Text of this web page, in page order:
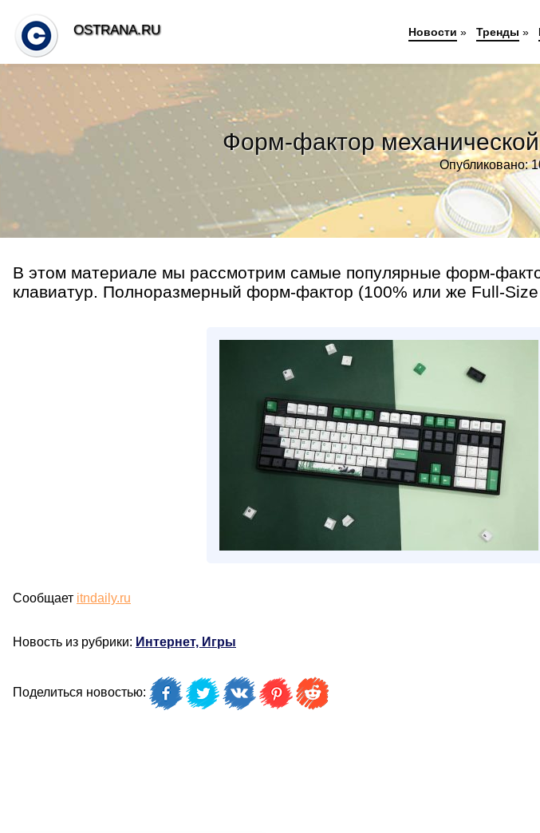
Форм-фактор
Опубликовано:
В этом материале мы рассмотрим самые популярные форм-
клавиатур. Полноразмерный форм-фактор (100% или же Full-
Сообщает itndaily.ru
Новость из рубрики: Интернет, Игры
Поделиться новостью:
OSTRANA.RU Новости » Тренды »